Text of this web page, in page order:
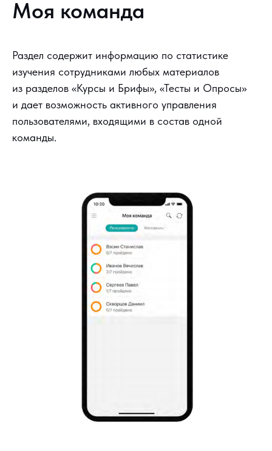
Моя команда
Раздел содержит информацию по статистике
изучения сотрудниками любых материалов
из разделов «Курсы и Брифы», «Тесты и Опросы»
и дает возможность активного управления
пользователями, входящими в состав одной
команды.